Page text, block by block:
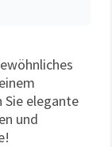
Sie elegante
und